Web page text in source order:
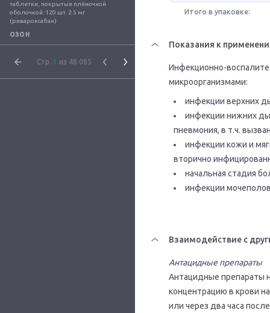
таблетки, покрытые плёночной
оболочкой: 120 шт. 2.5 мг
(ривароксабан)
ОЗОН
Стр. 1 из 48 085
Итого в упаковке:
Показания к
Инфекционно-
микроорганизмами:
инфекции верхних
инфекции нижних
пневмония, в т.ч.
инфекции кожи и
вторично
начальная стадия
инфекции
Взаимодействие с
Антацидные препараты
Антацидные препараты
концентрацию в крови
или через два часа